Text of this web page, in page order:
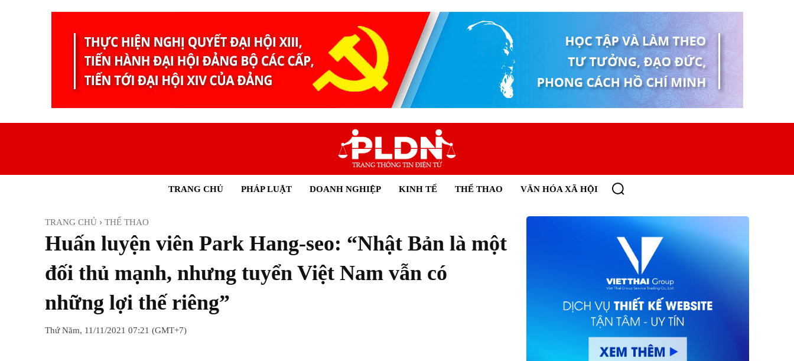
TRANG CHỦ PHÁP LUẬT DOANH NGHIỆP KINH TẾ THỂ THAO VĂN HÓA XÃ HỘI
TRANG CHỦ THỂ THAO
Huấn luyện viên Park Hang-seo: “Nhật Bản là một
đối thủ mạnh, nhưng tuyển Việt Nam vẫn có
những lợi thế riêng”
Thứ Năm, 11/11/2021 07:21 (GMT+7)